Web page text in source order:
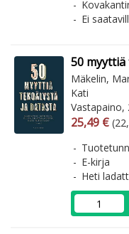
Ei
50
Mäkelin,
Kati
Vastapaino,
25,49 €
E-kirja
Heti